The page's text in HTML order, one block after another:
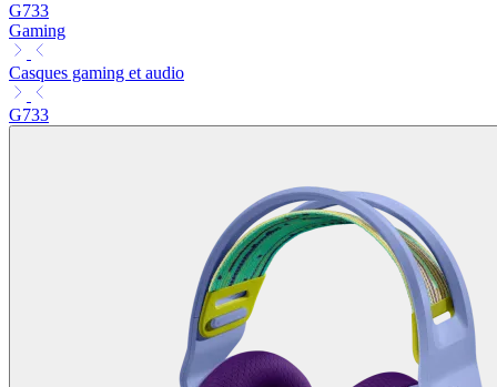
G733
Gaming
Casques gaming et audio
G733